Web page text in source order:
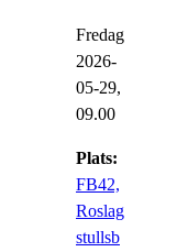
Fredag
2026-
05-29,
09.00
Plats:
FB42,
Roslag
stullsb